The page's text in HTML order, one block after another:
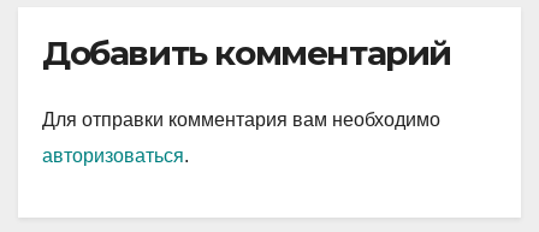
Добавить комментарий
Для отправки комментария вам необходимо
авторизоваться.